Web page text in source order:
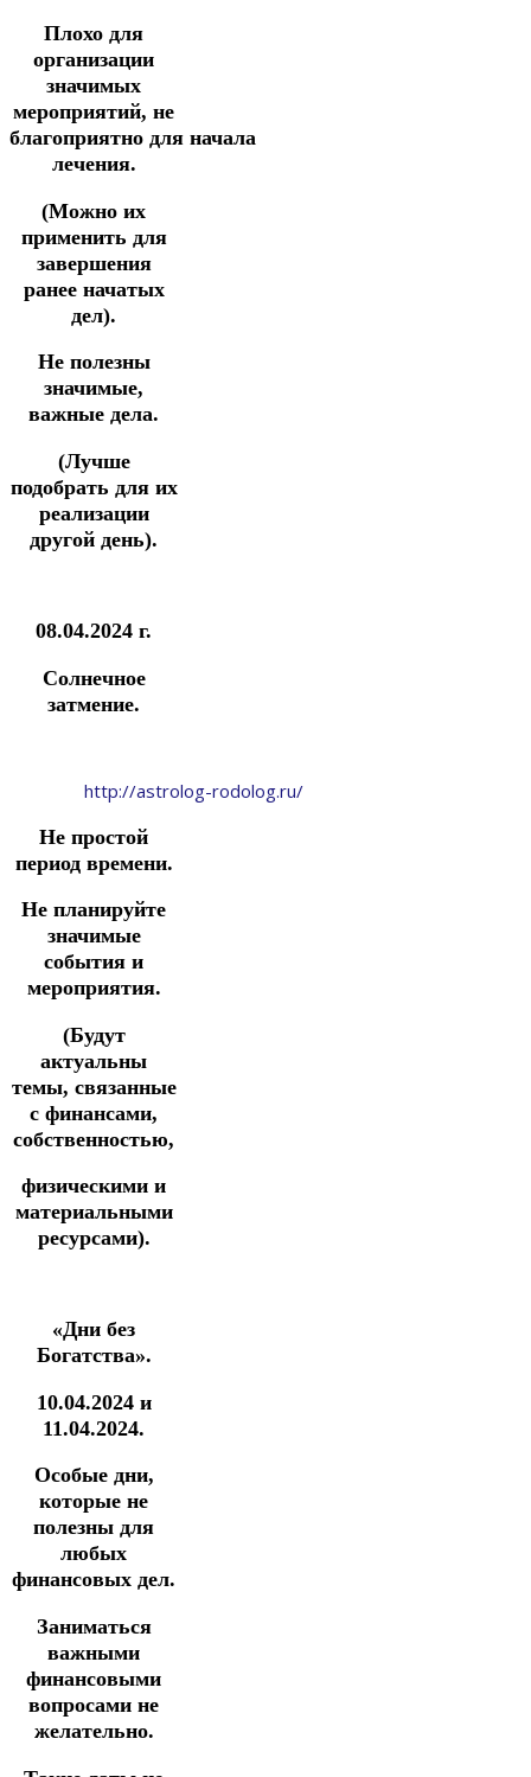
Плохо для
организации
значимых
мероприятий, не
благоприятно для начала
лечения.
(Можно их
применить для
завершения
ранее начатых
дел).
Не полезны
значимые,
важные дела.
(Лучше
подобрать для их
реализации
другой день).
08.04.2024 г.
Солнечное
затмение.
http://astrolog-rodolog.ru/
Не простой
период времени.
Не планируйте
значимые
события и
мероприятия.
(Будут
актуальны
темы, связанные
с финансами,
собственностью,
физическими и
материальными
ресурсами).
«Дни без
Богатства».
10.04.2024 и
11.04.2024.
Особые дни,
которые не
полезны для
любых
финансовых дел.
Заниматься
важными
финансовыми
вопросами не
желательно.